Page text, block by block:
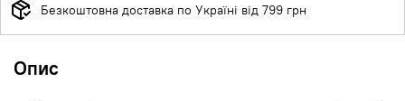
Безкоштовна доставка по Україні від 799 грн
Опис